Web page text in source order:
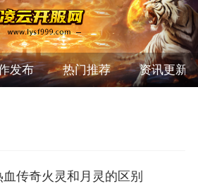
发布 热门推荐 资讯更新
血传奇火灵和月灵的区别